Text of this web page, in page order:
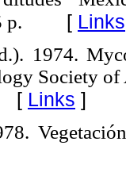
p. [ Links
1974.
Society
Links ]